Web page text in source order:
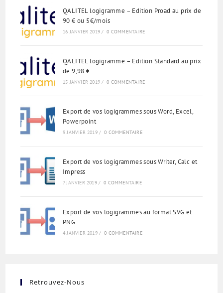
QALITEL logigramme – Edition Proad au prix de
90 € ou 5€/mois
16 JANVIER 2019 / 0 COMMENTAIRE
QALITEL logigramme – Edition Standard au prix
de 9,98 €
15 JANVIER 2019 / 0 COMMENTAIRE
Export de vos logigrammes sous Word, Excel,
Powerpoint
9 JANVIER 2019 / 0 COMMENTAIRE
Export de vos logigrammes sous Writer, Calc et
Impress
7 JANVIER 2019 / 0 COMMENTAIRE
Export de vos logigrammes au format SVG et
PNG
4 JANVIER 2019 / 0 COMMENTAIRE
Retrouvez-Nous
English (India)
Español de Argentina
Deutsch (Österreich)
繁體中文